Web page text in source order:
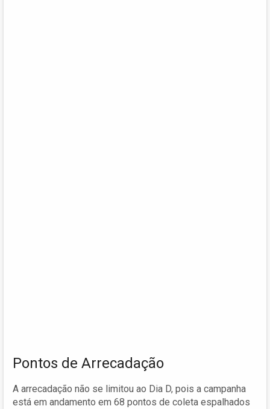
Pontos de Arrecadação
A arrecadação não se limitou ao Dia D, pois a campanha
está em andamento em 68 pontos de coleta espalhados